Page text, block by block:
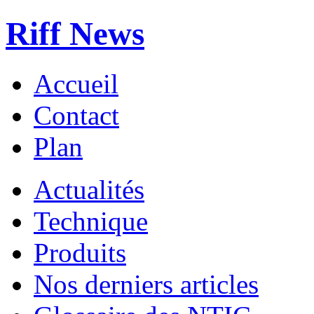
Riff News
Accueil
Contact
Plan
Actualités
Technique
Produits
Nos derniers articles